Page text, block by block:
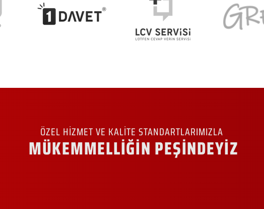
ÖZEL HİZMET VE KALİTE STANDARTLARIMIZLA
MÜKEMMELLİĞİN PEŞİNDEYİZ